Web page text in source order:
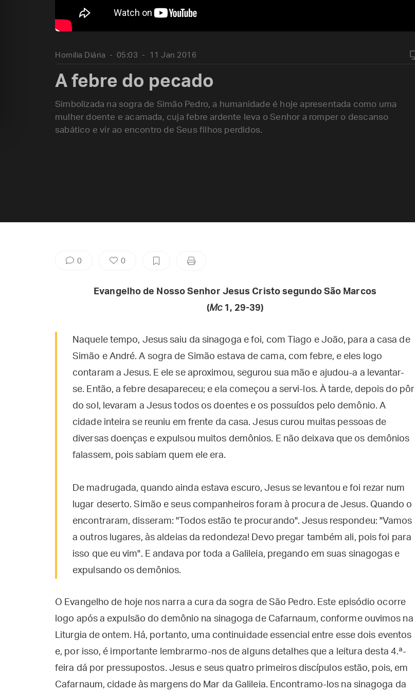
Homilia Diária 05:03 11 Jan 2016
A febre do pecado
Simbolizada na sogra de Simão Pedro, a humanidade é hoje apresentada como uma
mulher doente e acamada, cuja febre ardente leva o Senhor a romper o descanso
sabático e vir ao encontro de Seus filhos perdidos.
0 0
Evangelho de Nosso Senhor Jesus Cristo segundo São Marcos
(Mc1, 29-39)
Naquele tempo, Jesus saiu da sinagoga e foi, com Tiago e João, para a casa de
Simão e André. A sogra de Simão estava de cama, com febre, e eles logo
contaram a Jesus. E ele se aproximou, segurou sua mão e ajudou-a a levantar-
se. Então, a febre desapareceu; e ela começou a servi-los. À tarde, depois do pôr
do sol, levaram a Jesus todos os doentes e os possuídos pelo demônio. A
cidade inteira se reuniu em frente da casa. Jesus curou muitas pessoas de
diversas doenças e expulsou muitos demônios. E não deixava que os demônios
falassem, pois sabiam quem ele era.
De madrugada, quando ainda estava escuro, Jesus se levantou e foi rezar num
lugar deserto. Simão e seus companheiros foram à procura de Jesus. Quando o
encontraram, disseram: "Todos estão te procurando". Jesus respondeu: "Vamos
a outros lugares, às aldeias da redondeza! Devo pregar também ali, pois foi para
isso que eu vim". E andava por toda a Galileia, pregando em suas sinagogas e
expulsando os demônios.
O Evangelho de hoje nos narra a cura da sogra de São Pedro. Este episódio ocorre
logo após a expulsão do demônio na sinagoga de Cafarnaum, conforme ouvimos na
Liturgia de ontem. Há, portanto, uma continuidade essencial entre esse dois eventos
e, por isso, é importante lembrarmo-nos de alguns detalhes que a leitura desta 4.ª-
feira dá por pressupostos. Jesus e seus quatro primeiros discípulos estão, pois, em
Cafarnaum, cidade às margens do Mar da Galileia. Encontramo-los na sinagoga da